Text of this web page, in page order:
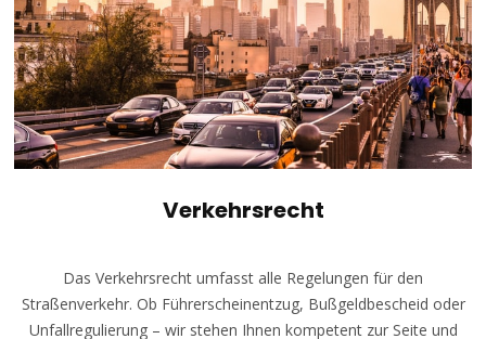
Verkehrsrecht
Das Verkehrsrecht umfasst alle Regelungen für den
Straßenverkehr. Ob Führerscheinentzug, Bußgeldbescheid oder
Unfallregulierung – wir stehen Ihnen kompetent zur Seite und